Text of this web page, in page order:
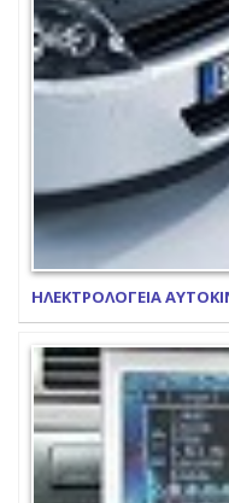
ΗΛΕΚΤΡΟΛΟΓΕΙΑ